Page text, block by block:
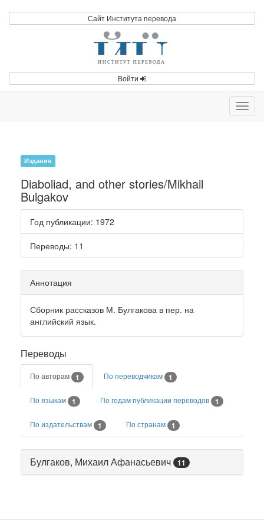
Сайт Института перевода
Войти
Издания
Diaboliad, and other stories/Mikhail
Bulgakov
Год публикации: 1972
Переводы: 11
Аннотация
Сборник рассказов М. Булгакова в пер. на
английский язык.
Переводы
По авторам 1 По переводчикам 1
По языкам 1 По годам публикации переводов 1
По издательствам 1 По странам 1
Булгаков, Михаил Афанасьевич 11